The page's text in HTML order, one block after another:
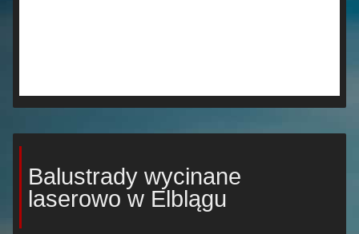
Balustrady wycinane
laserowo w Elblągu